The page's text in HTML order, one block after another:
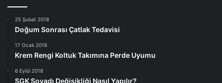
25 Şubat 2018
Doğum Sonrası Çatlak Tedavisi
17 Ocak 2018
Krem Rengi Koltuk Takımına Perde Uyumu
6 Eylül 2018
SGK Soyadı Değişikliği Nasıl Yapılır?